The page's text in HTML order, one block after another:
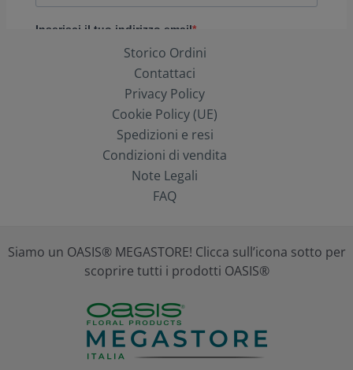
Storico Ordini
Contattaci
Privacy Policy
Cookie Policy (UE)
Spedizioni e resi
Condizioni di vendita
Note Legali
FAQ
Siamo un OASIS® MEGASTORE! Clicca sull’icona sotto per
scoprire tutti i prodotti OASIS®